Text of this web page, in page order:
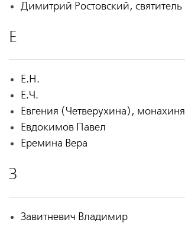
Димитрий Ростовский, святитель
Е
Е.Н.
Е.Ч.
Евгения (Четверухина), монахиня
Евдокимов Павел
Еремина Вера
З
Завитневич Владимир